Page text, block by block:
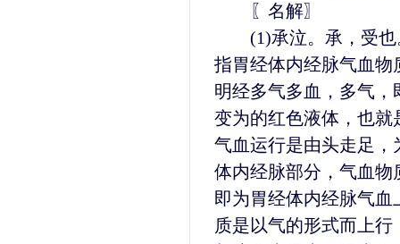
〖名解〗
(1)承泣。承，受也
指胃经体内经脉气血
明经多气多血，多气
变为的红色液体，也
气血运行是由头走足
体内经脉部分，气血
即为胃经体内经脉气
质是以气的形式而上